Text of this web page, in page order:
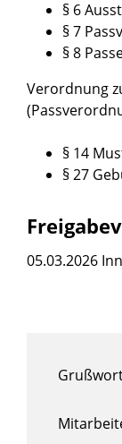
§ 6
§ 7
§ 8
Verordnung
§ 14
§ 27
05.03.2026